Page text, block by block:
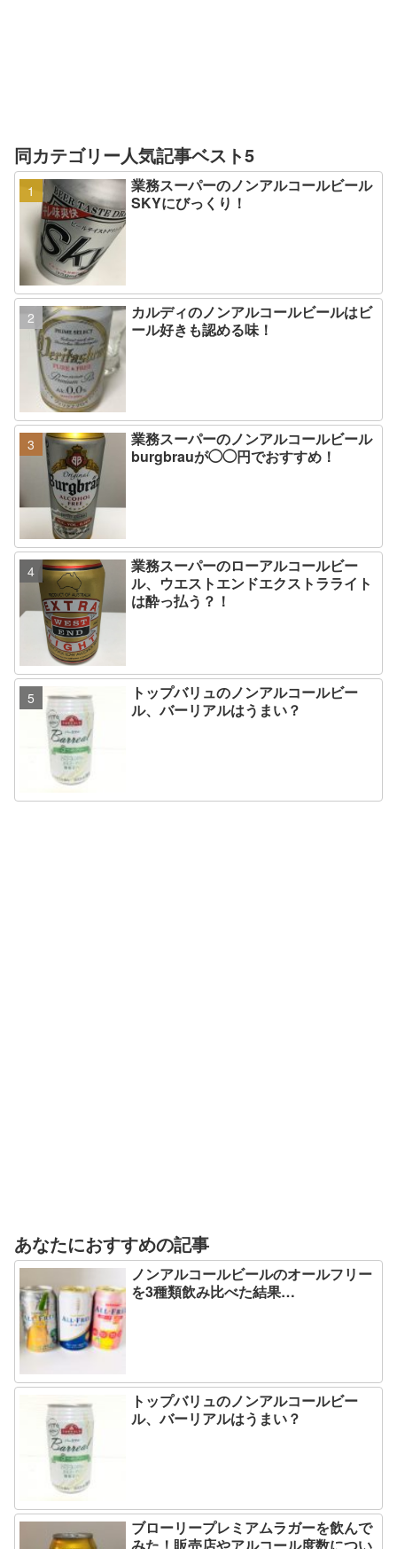
同カテゴリー人気記事ベスト5
業務スーパーのノンアルコールビール
SKYにびっくり！
カルディのノンアルコールビールはビ
ール好きも認める味！
業務スーパーのノンアルコールビール
burgbrauが◯◯円でおすすめ！
業務スーパーのローアルコールビー
ル、ウエストエンドエクストラライト
は酔っ払う？！
トップバリュのノンアルコールビー
ル、バーリアルはうまい？
あなたにおすすめの記事
ノンアルコールビールのオールフリー
を3種類飲み比べた結果…
トップバリュのノンアルコールビー
ル、バーリアルはうまい？
ブローリープレミアムラガーを飲んで